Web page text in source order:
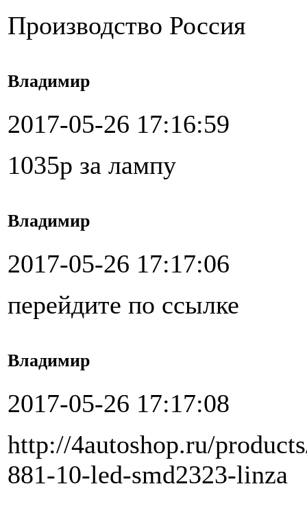
Производство Россия
Владимир
2017-05-26 17:16:59
1035р за лампу
Владимир
2017-05-26 17:17:06
перейдите по ссылке
Владимир
2017-05-26 17:17:08
http://4autoshop.ru/
881-10-led-smd2323-linza